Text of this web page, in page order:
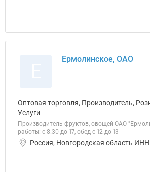
Ермолинское, ОАО
Оптовая торговля, Производитель,
Услуги
Производитель фруктов, овощей ОАО
работы: с 8.30 до 17, обед с 12 до 13
Россия, Новгородская область